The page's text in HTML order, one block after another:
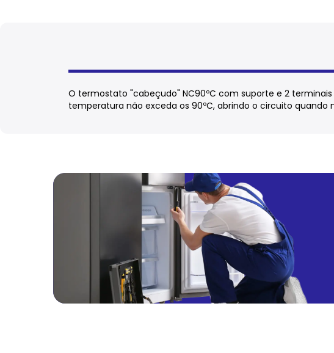
O termostato "cabeçudo" NC90ºC com suporte e 2
temperatura não exceda os 90ºC, abrindo o circuito